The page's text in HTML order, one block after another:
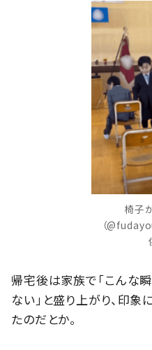
椅子
（
帰宅後は家族で「こんな
ない」と盛り上がり、印
たのだとか。